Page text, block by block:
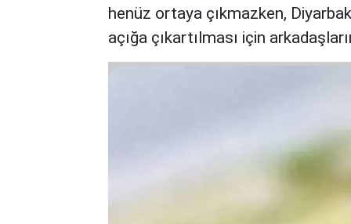
henüz ortaya çıkmazken,
açığa çıkartılması için